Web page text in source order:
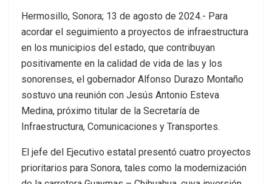
Hermosillo, Sonora; 13 de agosto de 2024.- Para
acordar el seguimiento a proyectos de infraestructura
en los municipios del estado, que contribuyan
positivamente en la calidad de vida de las y los
sonorenses, el gobernador Alfonso Durazo Montaño
sostuvo una reunión con Jesús Antonio Esteva
Medina, próximo titular de la Secretaría de
Infraestructura, Comunicaciones y Transportes.
El jefe del Ejecutivo estatal presentó cuatro proyectos
prioritarios para Sonora, tales como la modernización